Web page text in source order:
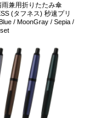
雨兼用折りたたみ傘
(タフネス) 秒速プリ
/ MoonGray / Sepia /